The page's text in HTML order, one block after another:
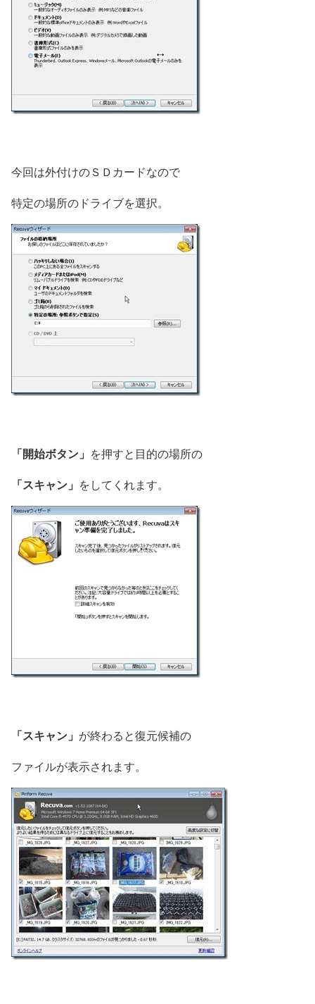
今回は外付けのＳＤカードなので
特定の場所のドライブを選択。
「開始ボタン」 を押すと目的の場所の
「スキャン」 をしてくれます。
「スキャン」 が終わると復元候補の
ファイルが表示されます。